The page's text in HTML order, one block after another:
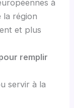
à
la région
et plus
remplir
servir à la